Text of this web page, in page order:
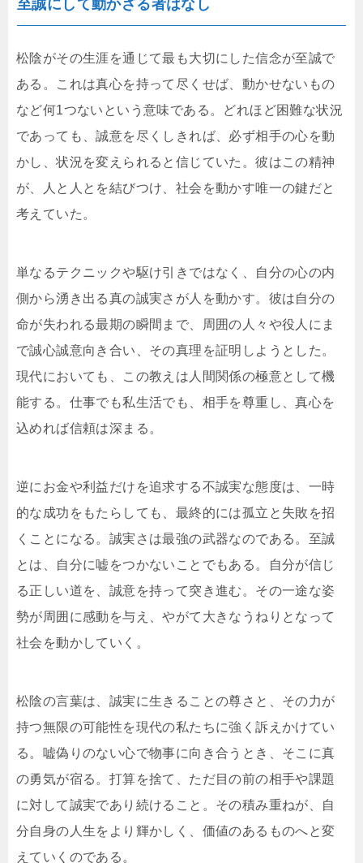
至誠にして動かざる者はなし
松陰がその生涯を通じて最も大切にした信念が至誠で
ある。これは真心を持って尽くせば、動かせないもの
など何1つないという意味である。どれほど困難な状況
であっても、誠意を尽くしきれば、必ず相手の心を動
かし、状況を変えられると信じていた。彼はこの精神
が、人と人とを結びつけ、社会を動かす唯一の鍵だと
考えていた。
単なるテクニックや駆け引きではなく、自分の心の内
側から湧き出る真の誠実さが人を動かす。彼は自分の
命が失われる最期の瞬間まで、周囲の人々や役人にま
で誠心誠意向き合い、その真理を証明しようとした。
現代においても、この教えは人間関係の極意として機
能する。仕事でも私生活でも、相手を尊重し、真心を
込めれば信頼は深まる。
逆にお金や利益だけを追求する不誠実な態度は、一時
的な成功をもたらしても、最終的には孤立と失敗を招
くことになる。誠実さは最強の武器なのである。至誠
とは、自分に嘘をつかないことでもある。自分が信じ
る正しい道を、誠意を持って突き進む。その一途な姿
勢が周囲に感動を与え、やがて大きなうねりとなって
社会を動かしていく。
松陰の言葉は、誠実に生きることの尊さと、その力が
持つ無限の可能性を現代の私たちに強く訴えかけてい
る。嘘偽りのない心で物事に向き合うとき、そこに真
の勇気が宿る。打算を捨て、ただ目の前の相手や課題
に対して誠実であり続けること。その積み重ねが、自
分自身の人生をより輝かしく、価値のあるものへと変
えていくのである。